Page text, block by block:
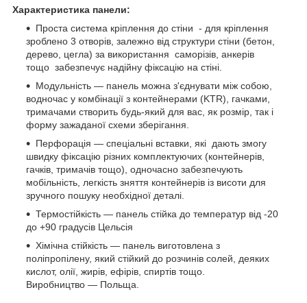
Характеристика панели:
Проста система кріплення до стіни - для кріплення
зроблено 3 отворів, залежно від структури стіни (бетон,
дерево, цегла) за використання саморізів, анкерів
тощо забезпечує надійну фіксацію на стіні.
Модульність — панель можна з'єднувати між собою,
водночас у комбінації з контейнерами (KTR), гачками,
тримачами створить будь-який для вас, як розмір, так і
форму зажаданої схеми зберігання.
Перфорація — спеціальні вставки, які дають змогу
швидку фіксацію різних комплектуючих (контейнерів,
гачків, тримачів тощо), одночасно забезпечують
мобільність, легкість зняття контейнерів із висоти для
зручного пошуку необхідної деталі.
Термостійкість — панель стійка до температур від -20
до +90 градусів Цельсія
Хімічна стійкість — панель виготовлена з
поліпропілену, який стійкий до розчинів солей, деяких
кислот, олії, жирів, ефірів, спиртів тощо.
Виробництво — Польща.